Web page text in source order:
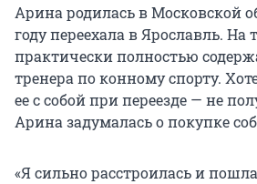
Арина родилась в Московской
году переехала в Ярославль. На
практически полностью
тренера по конному спорту.
ее с собой при переезде — не
Арина задумалась о покупке
«Я сильно расстроилась и